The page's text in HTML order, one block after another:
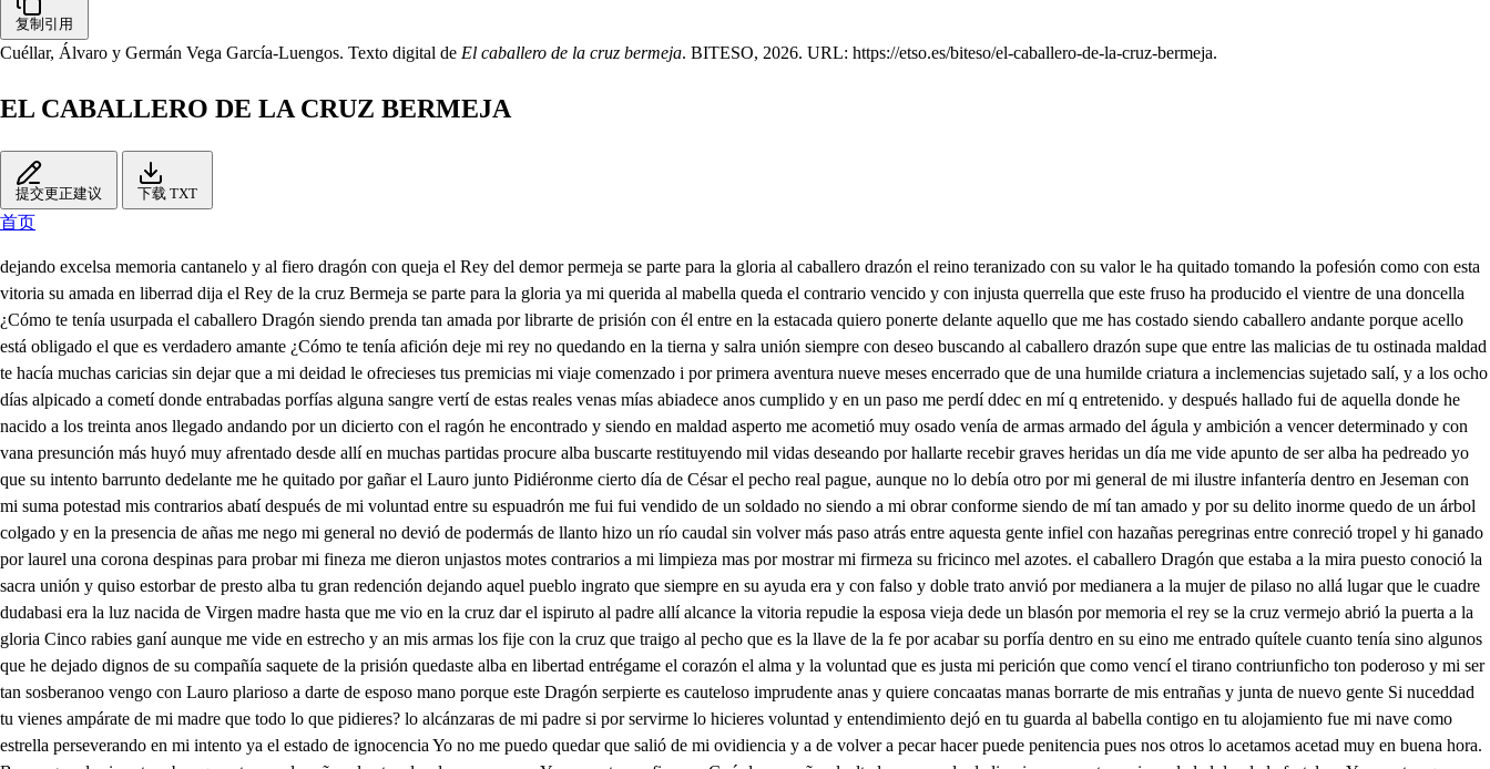
复制引用
Cuéllar, Álvaro y Germán Vega García-Luengos. Texto digital de El caballero de la cruz bermeja. BITESO, 2026. URL: https://etso.es/biteso/el-caballero-de-la-cruz-bermeja.
EL CABALLERO DE LA CRUZ BERMEJA
提交更正建议 下载 TXT
首页
dejando excelsa memoria cantanelo y al fiero dragón con queja el Rey del demor permeja se parte para la gloria al caballero drazón el reino teranizado con su valor le ha quitado tomando la pofesión como con esta vitoria su amada en liberrad dija el Rey de la cruz Bermeja se parte para la gloria ya mi querida al mabella queda el contrario vencido y con injusta querrella que este fruso ha producido el vientre de una doncella ¿Cómo te tenía usurpada el caballero Dragón siendo prenda tan amada por librarte de prisión con él entre en la estacada quiero ponerte delante aquello que me has costado siendo caballero andante porque acello está obligado el que es verdadero amante ¿Cómo te tenía afición deje mi rey no quedando en la tierna y salra unión siempre con deseo buscando al caballero drazón supe que entre las malicias de tu ostinada maldad te hacía muchas caricias sin dejar que a mi deidad le ofrecieses tus premicias mi viaje comenzado i por primera aventura nueve meses encerrado que de una humilde criatura a inclemencias sujetado salí, y a los ocho días alpicado a cometí donde entrabadas porfías alguna sangre vertí de estas reales venas mías abiadece anos cumplido y en un paso me perdí ddec en mí q entretenido. y después hallado fui de aquella donde he nacido a los treinta anos llegado andando por un dicierto con el ragón he encontrado y siendo en maldad asperto me acometió muy osado venía de armas armado del águla y ambición a vencer determinado y con vana presunción más huyó muy afrentado desde allí en muchas partidas procure alba buscarte restituyendo mil vidas deseando por hallarte recebir graves heridas un día me vide apunto de ser alba ha pedreado yo que su intento barrunto dedelante me he quitado por gañar el Lauro junto Pidiéronme cierto día de César el pecho real pague, aunque no lo debía otro por mi general de mi ilustre infantería dentro en Jeseman con mi suma potestad mis contrarios abatí después de mi voluntad entre su espuadrón me fui fui vendido de un soldado no siendo a mi obrar conforme siendo de mí tan amado y por su delito inorme quedo de un árbol colgado y en la presencia de añas me nego mi general no devió de podermás de llanto hizo un río caudal sin volver más paso atrás entre aquesta gente infiel con hazañas peregrinas entre conreció tropel y hi ganado por laurel una corona despinas para probar mi fineza me dieron unjastos motes contrarios a mi limpieza mas por mostrar mi firmeza su fricinco mel azotes. el caballero Dragón que estaba a la mira puesto conoció la sacra unión y quiso estorbar de presto alba tu gran redención dejando aquel pueblo ingrato que siempre en su ayuda era y con falso y doble trato anvió por medianera a la mujer de pilaso no allá lugar que le cuadre dudabasi era la luz nacida de Virgen madre hasta que me vio en la cruz dar el ispiruto al padre allí alcance la vitoria repudie la esposa vieja dede un blasón por memoria el rey se la cruz vermejo abrió la puerta a la gloria Cinco rabies ganí aunque me vide en estrecho y an mis armas los fije con la cruz que traigo al pecho que es la llave de la fe por acabar su porfía dentro en su eino me entrado quítele cuanto tenía sino algunos que he dejado dignos de su compañía saquete de la prisión quedaste alba en libertad entrégame el corazón el alma y la voluntad que es justa mi perición que como vencí el tirano contriunficho ton poderoso y mi ser tan sosberanoo vengo con Lauro plarioso a darte de esposo mano porque este Dragón serpierte es cauteloso imprudente anas y quiere concaatas manas borrarte de mis entrañas y junta de nuevo gente Si nuceddad tu vienes ampárate de mi madre que todo lo que pidieres? lo alcánzaras de mi padre si por servirme lo hicieres voluntad y entendimiento dejó en tu guarda al babella contigo en tu alojamiento fue mi nave como estrella perseverando en mi intento ya el estado de ignocencia Yo no me puedo quedar que salió de mi ovidiencia y a de volver a pecar hacer puede penitencia pues nos otros lo acetamos acetad muy en buena hora. Buena guarda sis entrambos que otrave a la señora los tres las desamparamos Yo prometo confirmeza Guárdaros, señor, lealtad con acendrada limpieza y mostrar mi vendad el donde la fortaleza Yo acepto aquesa promesa porque el ser agradecido mi pechore al profesa que quien llega arrepentido adesentarse a la mesa queda en paz y ten consuelo alba yserás regalada Si guardas el Tasto velo que yo voy a lbrir el cielo con esta llave dorada alma y a estas limpia y bella a tu esposo guarda ley. que no es poquito tenella Yo me partó con el Rey quedaos vos otros con ella Ya quedas en libertad y puedes graciosa alba mandar a tu voluntad Pues te viene haciendo salva el día y suclaridad ya de la luz traisparente de tu esposo participa el cristal de aquesa fuente que a los rayos se anticipa de fevo resplandeciente vuelve segura y contenta si no se deja vencer s guarda o de ti se ausenta qué no tienes que temer ningún peligro y afrenta goza de aquestos jardines y de su aitio famoso y mira que no te inclines al dragón que escauteloso porque a tu esposo no indignes goza de estas claras fuentes y donoroso riido y cristales transparentes delavecita en el nido del río y descs corrientes goza de estas bellas flores y sus diversas labores con estas frondosas plantas tan agradables y tantas que haun sutices lavores todo da gusto y reergo Mas esta mi esposo ausente y con ausencia peleo y estoy de amores doliente porque me a cosa el deseo dlan entra en esas cuadras bellas que sus labares vistosas te darán gusto de bellas que pasiones amorosas es razón entre tenellas escoge lo que te agrada vaseelal cuadra sala o aposento contempla en el alba amada porque yo y entendimiento guardar tenemos la entrada a ti te toca el velar entendimiento este cuarto No me he de hacer de rogar volo Yo a aquesta parte me aparto mi cuarto quiero enpezar el entendimiento delante de la una puerta y vo pascase juntad se asienta un poco más atrás y por otra parte el caballero dragón y apesito y sensualidad deleite músico en ábiso de galanes espadas cenidas y escudos embrazados y el músico con instrumento Di, señor de que aprovecha de que así te afliges tanto esa congoja deshecha quequies anegarte en llanto haciendo la vida estrecha sentimiento de tal arte es, señor, muy escusado. de qué sirve fatigarte que te hubieras acabado si pudieras acabarte aún no has del todo perdido laación que a tu dama tienes Mellate ha puesto en olvido que se acerda de los viene con que un piempo la has servido que sirve que se acerde ella si esta do no puedo aber sola una palabra de ella que no se la dejan ver alamás liviente estrella, pues yo que la luz pedí y siendo estrella radiante en monstruome convertí ¿Cómo puede ser bastante a verla triste de mí, Bien la puedes conquistar es cosa dificultosa poder vitoria alcanzar que es la guarda belizosa que la quedado aguardar es la voluntad einvencible entendimmno Gente es de gran calidad aunque en la voluntad siento qué bien se podría mudar Sí más esguarda primera el sagar entendimiento Pues en mi valor espera que aunque con el estenciento le he de quitar la bandera mucho gallardo apento me anima tú proceder apenito tengo valor infinito conquistaro esta mujer ganando aqueste destrito sesualo Yo también pienso ayudarse y móstrate el poder mío, dpeso puedes vencedor llamarte si no esque el libre albedrío venga, señor a estorbarte deli te de mí no se dice nada apesito qQue diablos ha de decir si música no te agrada delite alguna le hizo rendió abella mal maridada No sois grandes majaderos por armas pensáis vencer a tan grandes caballeros y más guardando mujer hechas estáis unos cueros siempre sencía no estuvieras del caballero drazón mi gran valor conocieras de cuando a cafanfarrón Vabla conmigo de veras a quien hubiera laneado en la rigión espantosa a este vil a feminado cuando conmigo hablar hoja el lebrón ha mujerado conmigo infame apetito y túvil sentualidad o la deleite pasito respete mi calidad porque le haré hablar quedito No respetáis mi pusencia ddedo en hablar haratarta mas ya sé por expiriencia que siempre adido mi casa de discordia y de violencia del cite cese el rumor que en la trabada contienda se verá cuál es mejor yal que tuviere mi prenda e prometo mi favor. que en una silla sentado de fuego resplandeciente he de ponerla a mi lado y del resto de mi gente tiene de ser adorado y pues nos dice el lugar quee está la fortaleza que venimos a buscar aquí es mostrar la braveza al tiempo del pelear Yo quiero ser el primero Yo el segundo Bien me agrada afrede de buen caballero pues yo sin armas mespada tengo de ser el tercero Velavela entendimiento que anda el dragón en campaña Ya es desdescubierto mi intento qQuien pensaré entrarte engaña dentro el sancto alojamiento caballero velador. ¿Quién es el que así me llama un lidalgo de valor que atuva esta bella dama viene por embajador es imposible intentar entrar porque diun ingrato Hay mucho que recelar y tengo del Rey mandato que ano de he de de hablar y de quién es la embajada del caballero drazón como quien no dice nada es de muy buena opinión persona calificada pues conmigo arardo en falta por lo que yo tengo visto que su excelencia más alta es ser con todos malquisto porque es maldades se esmalta todo el mundo le regala por falta de entendimiento que tiene la primer sala o por dar con sentimiento voluntad a obra tan mala no es primero la memoria asi es para acordarse de los premios de la gloria más aDios dear de varo el triunfo de la vitaria es un recieo gustoso es uncaos de confusión es manjar muy delcitoso esponionoso escorpión injusto y muy rriguroso es un placer mereible y para bien el escote esgracioso y apacible da por postre cruelazote que es soberbio e insutrible es el suprimo contendo es enfadoso importuno y sé que su ofrecimiento que el rey daciento por uno y el siempre da uno porciento es afable y placentero espildora y lateada dasfamoso caballero causelosa encamisada que trae cubierto el acero damanjares muy sabrosos con salsa de pena i